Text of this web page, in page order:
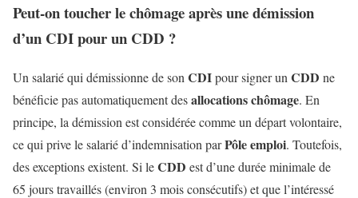
Peut-on toucher le chômage après une démission
d’un CDI pour un CDD ?
Un salarié qui démissionne de son CDIpour signer un CDD ne
bénéficie pas automatiquement desallocations chômage. En
principe, la démission est considérée comme un départ volontaire,
ce qui prive le salarié d’indemnisation parPôle emploi. Toutefois,
des exceptions existent. Si leCDD est d’une durée minimale de
65 jours travaillés (environ 3 mois consécutifs) et que l’intéressé